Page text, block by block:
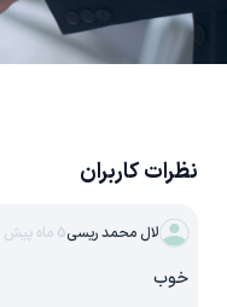
نظرات کاربران
لال محمد ریسی5 ماه پیش
خوب